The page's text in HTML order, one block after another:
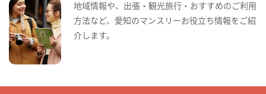
地域情報や、出張・観光旅行・おすすめのご利用
方法など、愛知のマンスリーお役立ち情報をご紹
介します。